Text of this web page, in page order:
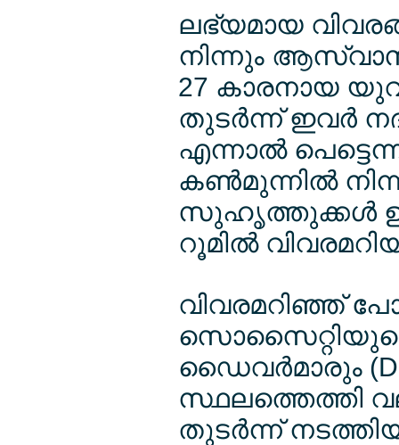
ലഭ്യമായ
നിന്നും
27 കാരനായ
തുടര്‍ന്ന് ഇവര്‍
എന്നാല്‍
കണ്‍മുന്നില്‍
സുഹൃത്തുക്കള്‍
റൂമില്‍
വിവരമറിഞ്ഞ്
ഡൈവര്‍മാരും
സ്ഥലത്തെത്തി
തുടര്‍ന്ന്